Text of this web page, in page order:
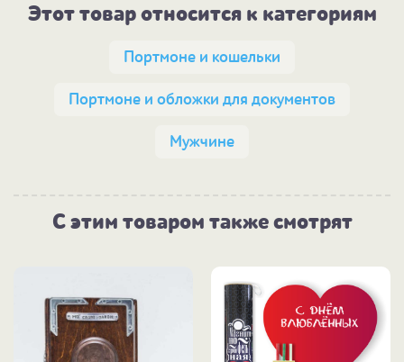
Этот товар относится к категориям
Портмоне и кошельки
Портмоне и обложки для документов
Мужчине
С этим товаром также смотрят